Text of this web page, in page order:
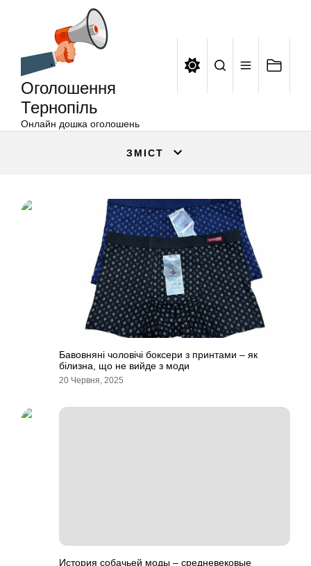
Оголошення
Тернопіль
Онлайн дошка оголошень
ЗМІСТ
Бавовняні чоловічі боксери з принтами – як
білизна, що не вийде з моди
20 Червня, 2025
История собачьей моды – средневековые